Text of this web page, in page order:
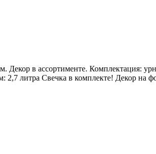
в ассортименте. Комплектация:
литра Свечка в комплекте! Декор на